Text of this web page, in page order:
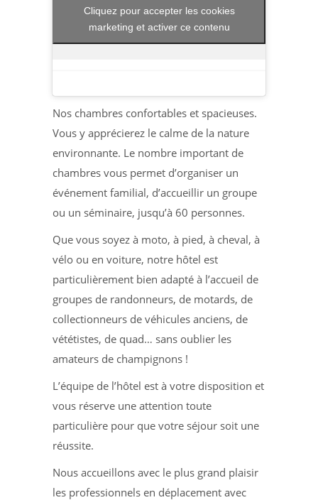
Cliquez pour accepter les cookies
marketing et activer ce contenu
Nos chambres confortables et spacieuses.
Vous y apprécierez le calme de la nature
environnante. Le nombre important de
chambres vous permet d’organiser un
événement familial, d’accueillir un groupe
ou un séminaire, jusqu’à 60 personnes.
Que vous soyez à moto, à pied, à cheval, à
vélo ou en voiture, notre hôtel est
particulièrement bien adapté à l’accueil de
groupes de randonneurs, de motards, de
collectionneurs de véhicules anciens, de
vététistes, de quad… sans oublier les
amateurs de champignons !
L’équipe de l’hôtel est à votre disposition et
vous réserve une attention toute
particulière pour que votre séjour soit une
réussite.
Nous accueillons avec le plus grand plaisir
les professionnels en déplacement avec